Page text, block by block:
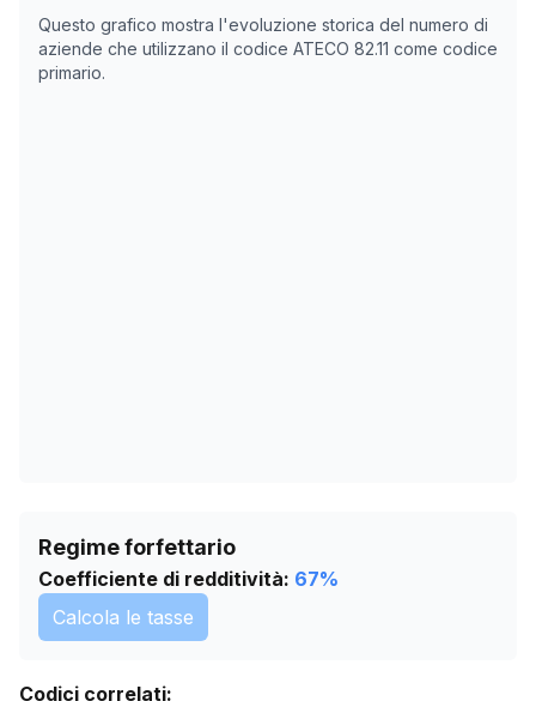
Questo grafico mostra l'evoluzione storica del numero di
aziende che utilizzano il codice ATECO 82.11 come codice
primario.
Data rilevazione
01/04/2025
14
14/05/2025
Regime forfettario
Coefficiente di redditività: 67%
Calcola le tasse
Codici correlati: